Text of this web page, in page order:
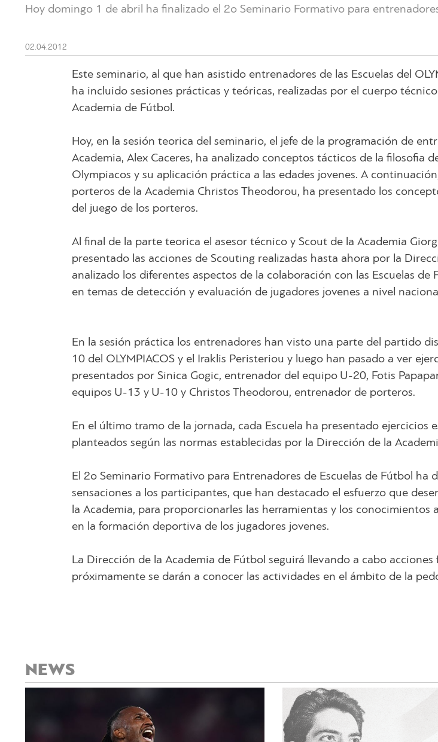
Hoy domingo 1 de abril ha finalizado el 2o Seminario Formativo para
02.04.2012
Este seminario, al que han asistido entrenadores de las Escuelas del
ha incluido sesiones prácticas y teóricas, realizadas por el cuerpo
Academia de Fútbol.
Hoy, en la sesión teorica del seminario, el jefe de la programación de
Academia, Alex Caceres, ha analizado conceptos tácticos de la filosofia
Olympiacos y su aplicación práctica a las edades jovenes. A
porteros de la Academia Christos Theodorou, ha presentado los
del juego de los porteros.
Al final de la parte teorica el asesor técnico y Scout de la Academia
presentado las acciones de Scouting realizadas hasta ahora por la
analizado los diferentes aspectos de la colaboración con las Escuelas de
en temas de detección y evaluación de jugadores jovenes a nivel
En la sesión práctica los entrenadores han visto una parte del partido
10 del OLYMPIACOS y el Iraklis Peristeriou y luego han pasado a ver
presentados por Sinica Gogic, entrenador del equipo U-20, Fotis
equipos U-13 y U-10 y Christos Theodorou, entrenador de porteros.
En el último tramo de la jornada, cada Escuela ha presentado ejercicios
planteados según las normas establecidas por la Dirección de la
El 2o Seminario Formativo para Entrenadores de Escuelas de Fútbol ha
sensaciones a los participantes, que han destacado el esfuerzo que
la Academia, para proporcionarles las herramientas y los conocimientos
en la formación deportiva de los jugadores jovenes.
La Dirección de la Academia de Fútbol seguirá llevando a cabo acciones
próximamente se darán a conocer las actividades en el ámbito de la
NEWS